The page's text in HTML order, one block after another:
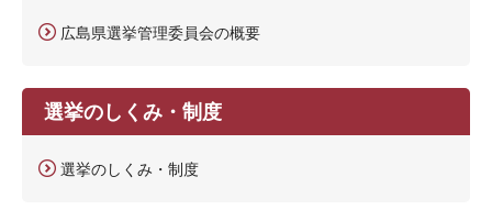
広島県選挙管理委員会の概要
選挙のしくみ・制度
選挙のしくみ・制度